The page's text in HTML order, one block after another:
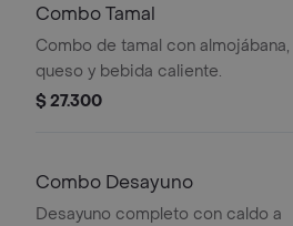
Combo Tamal
Combo de tamal con almojábana,
queso y bebida caliente.
$ 27.300
Combo Desayuno
Desayuno completo con caldo a